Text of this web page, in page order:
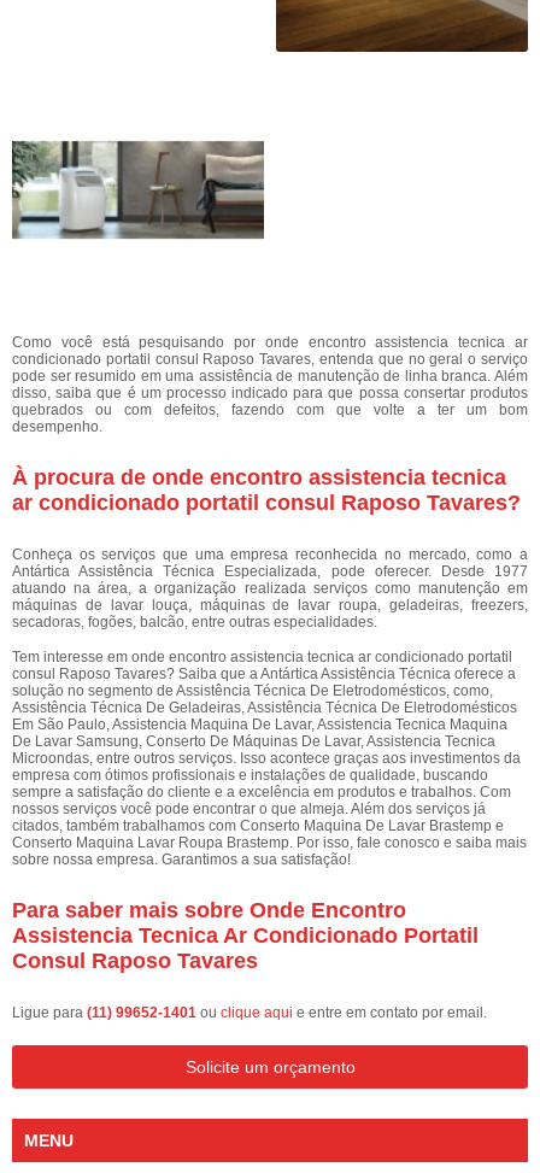
Como você está pesquisando por onde encontro assistencia tecnica ar
condicionado portatil consul Raposo Tavares, entenda que no geral o serviço
pode ser resumido em uma assistência de manutenção de linha branca. Além
disso, saiba que é um processo indicado para que possa consertar produtos
quebrados ou com defeitos, fazendo com que volte a ter um bom
desempenho.
À procura de onde encontro assistencia tecnica
ar condicionado portatil consul Raposo Tavares?
Conheça os serviços que uma empresa reconhecida no mercado, como a
Antártica Assistência Técnica Especializada, pode oferecer. Desde 1977
atuando na área, a organização realizada serviços como manutenção em
máquinas de lavar louça, máquinas de lavar roupa, geladeiras, freezers,
secadoras, fogões, balcão, entre outras especialidades.
Tem interesse em onde encontro assistencia tecnica ar condicionado portatil
consul Raposo Tavares? Saiba que a Antártica Assistência Técnica oferece a
solução no segmento de Assistência Técnica De Eletrodomésticos, como,
Assistência Técnica De Geladeiras, Assistência Técnica De Eletrodomésticos
Em São Paulo, Assistencia Maquina De Lavar, Assistencia Tecnica Maquina
De Lavar Samsung, Conserto De Máquinas De Lavar, Assistencia Tecnica
Microondas, entre outros serviços. Isso acontece graças aos investimentos da
empresa com ótimos profissionais e instalações de qualidade, buscando
sempre a satisfação do cliente e a excelência em produtos e trabalhos. Com
nossos serviços você pode encontrar o que almeja. Além dos serviços já
citados, também trabalhamos com Conserto Maquina De Lavar Brastemp e
Conserto Maquina Lavar Roupa Brastemp. Por isso, fale conosco e saiba mais
sobre nossa empresa. Garantimos a sua satisfação!
Para saber mais sobre Onde Encontro
Assistencia Tecnica Ar Condicionado Portatil
Consul Raposo Tavares
Ligue para (11) 99652-1401 ou clique aqui e entre em contato por email.
Solicite um orçamento
MENU